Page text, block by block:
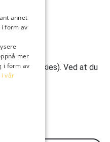
(cookies). Ved at du
dette.
annet
form av
mer
i form av
i vår